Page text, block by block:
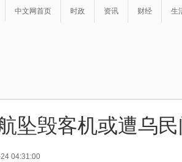
中文网首页 时政 资讯 财经 生
坠毁客机或遭乌
04:31:00